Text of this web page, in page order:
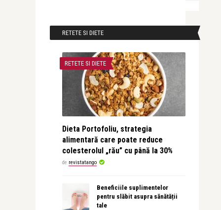
RETETE SI DIETE
RETETE SI DIETE
Dieta Portofoliu, strategia
alimentară care poate reduce
colesterolul „rău” cu până la 30%
de revistatango
Beneficiile suplimentelor
pentru slăbit asupra sănătății
tale